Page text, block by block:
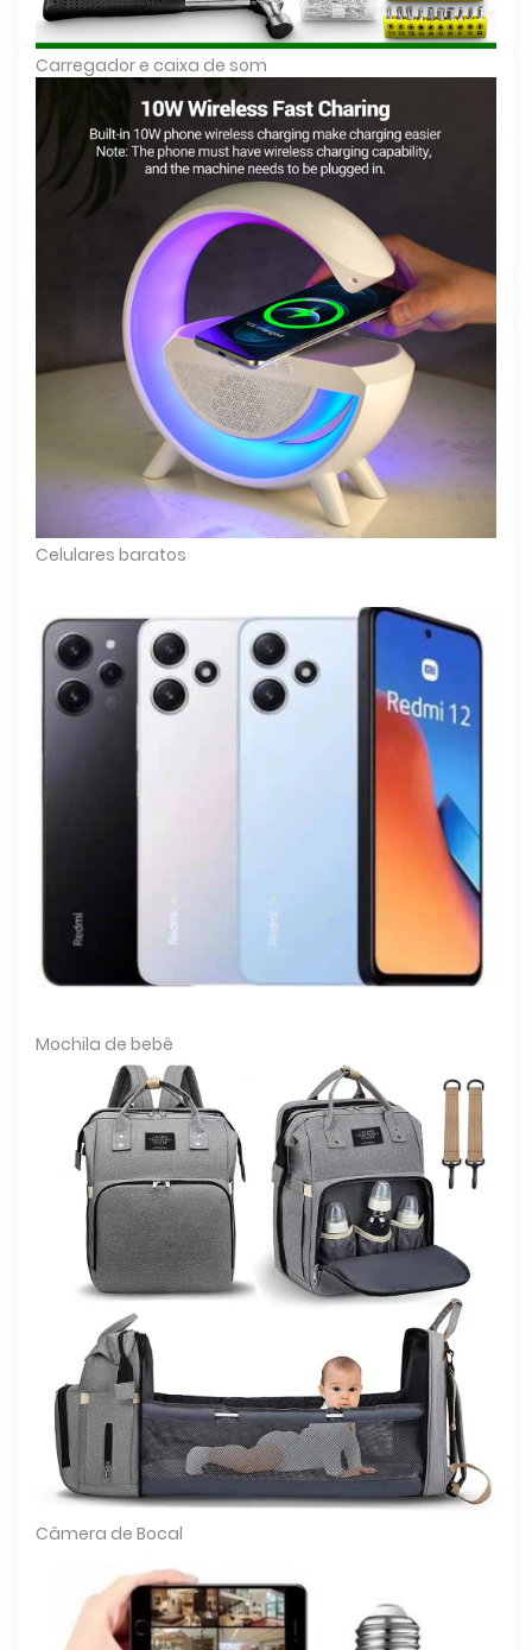
Carregador e caixa de som
Celulares baratos
Mochila de bebê
Câmera de Bocal